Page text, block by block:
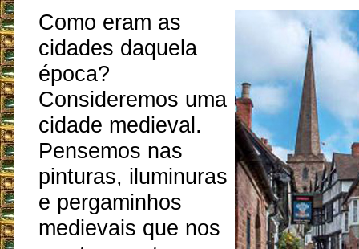
Como eram as
cidades daquela
época?
Consideremos uma
cidade medieval.
Pensemos nas
pinturas, iluminuras
e pergaminhos
medievais que nos